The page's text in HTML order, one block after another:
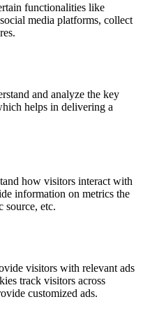
functionalities like
media platforms, collect
and analyze the key
helps in delivering a
how visitors interact with
information on metrics the
source, etc.
visitors with relevant ads
track visitors across
customized ads.